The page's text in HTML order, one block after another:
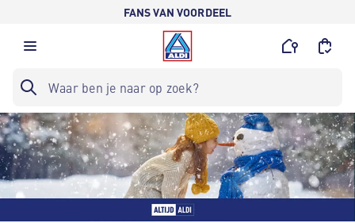
FANS VAN VOORDEEL